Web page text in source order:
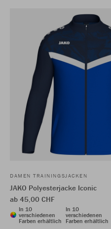
DAMEN TRAININGSJACKEN
JAKO Polyesterjacke Iconic
ab 45,00 CHF
In 10
verschiedenen
Farben erhältlich
In 10
verschiedenen
Farben erhältlich